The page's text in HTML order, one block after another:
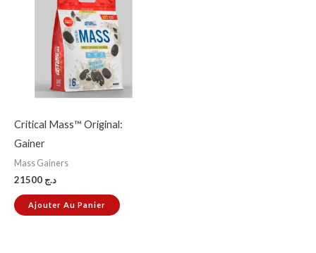
Critical Mass™ Original:
Gainer
Mass Gainers
د.ج
Ajouter Au Panier